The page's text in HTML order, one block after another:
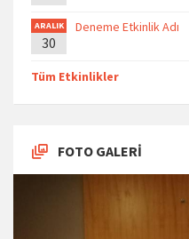
ARALIK
30
Deneme Etkinlik Adı
Tüm Etkinlikler
FOTO GALERİ